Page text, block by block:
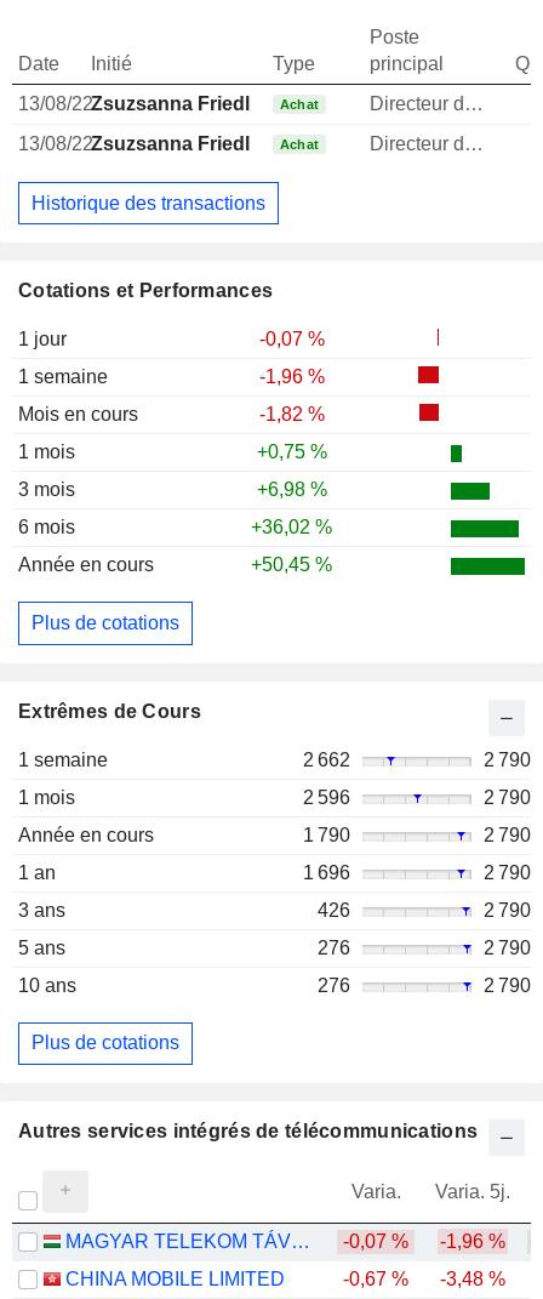
Cotations et Performances
1 jour
-0,07 %
1 semaine
-1,96 %
Mois en cours
-1,82 %
1 mois
+0,75 %
3 mois
+6,98 %
6 mois
+36,02 %
Année en cours
+50,45 %
Plus de cotations
Extrêmes de Cours
1 semaine 2 662
2 790
1 mois
2 596
2 790
Année en cours
1 790
2 790
1 an
1 696
2 790
3 ans
426
2 790
5 ans
276
2 790
10 ans
276 2 790
Plus de cotations
Date Initié Type
Poste
principal
13/08/22Zsuzsanna Friedl Achat
Directeur des ressources humaines
13/08/22Zsuzsanna Friedl Achat Directeur des ressources humaines
Historique des transactions
Autres services intégrés de télécommunications
Varia. Varia. 5j.
MAGYAR TELEKOM TÁVKÖZLÉSI NYILVÁNOSAN MÜKÖDÖ RÉSZVÉNYTÁRSASÁG -0,07 % -1,96 %
CHINA MOBILE LIMITED
-0,67 % -3,48 %